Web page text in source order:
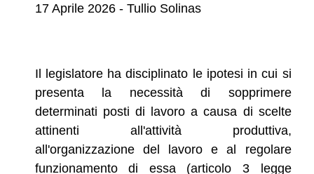
17 Aprile 2026 - Tullio Solinas
Il legislatore ha disciplinato le ipotesi in cui si
presenta la necessità di sopprimere
determinati posti di lavoro a causa di scelte
attinenti all'attività produttiva,
all'organizzazione del lavoro e al regolare
funzionamento di essa (articolo 3 legge